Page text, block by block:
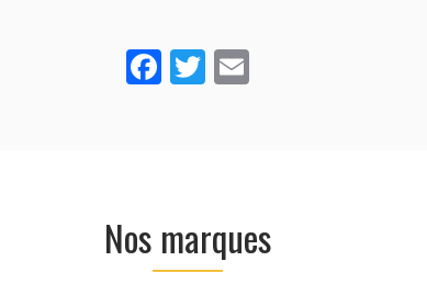
Facebook
Twitter
Nos marques